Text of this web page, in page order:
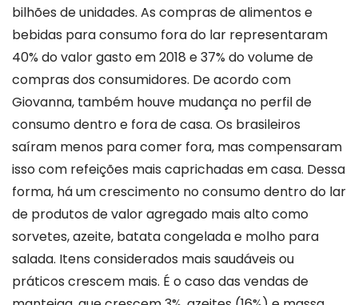
bilhões de unidades. As compras de alimentos e
bebidas para consumo fora do lar representaram
40% do valor gasto em 2018 e 37% do volume de
compras dos consumidores. De acordo com
Giovanna, também houve mudança no perfil de
consumo dentro e fora de casa. Os brasileiros
saíram menos para comer fora, mas compensaram
isso com refeições mais caprichadas em casa. Dessa
forma, há um crescimento no consumo dentro do lar
de produtos de valor agregado mais alto como
sorvetes, azeite, batata congelada e molho para
salada. Itens considerados mais saudáveis ou
práticos crescem mais. É o caso das vendas de